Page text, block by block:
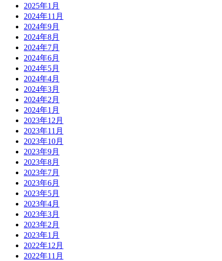
2025年1月
2024年11月
2024年9月
2024年8月
2024年7月
2024年6月
2024年5月
2024年4月
2024年3月
2024年2月
2024年1月
2023年12月
2023年11月
2023年10月
2023年9月
2023年8月
2023年7月
2023年6月
2023年5月
2023年4月
2023年3月
2023年2月
2023年1月
2022年12月
2022年11月